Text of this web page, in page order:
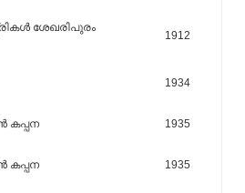
ശേഖരിപുരം
1912
1934
കപ്പന 1935
കപ്പന 1935